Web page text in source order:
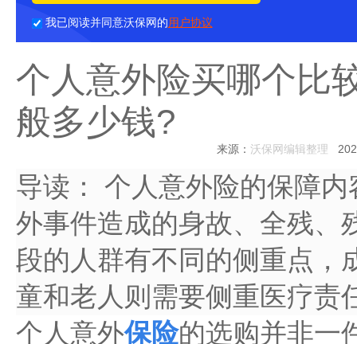
我已阅读并同意沃保网的用户协议
个人意外险买哪个比
般多少钱?
来源： 沃保网编辑整理
导读：
个人意外险的保障
外事件造成的身故、全残、
段的人群有不同的侧重点，
童和老人则需要侧重医疗责
个人意外保险的选购并非一